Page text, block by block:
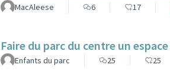
MacAleese 6 17
Faire du parc du centre un
Enfants du parc 25 25